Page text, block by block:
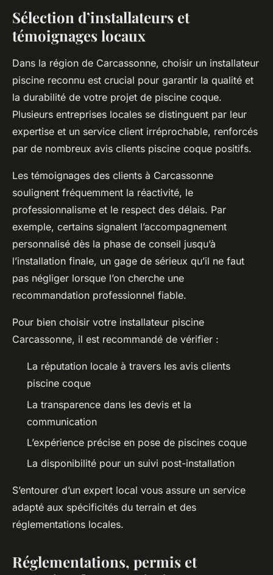
Sélection d’installateurs et
témoignages locaux
Dans la région de Carcassonne, choisir un installateur
piscine reconnu est crucial pour garantir la qualité et
la durabilité de votre projet de piscine coque.
Plusieurs entreprises locales se distinguent par leur
expertise et un service client irréprochable, renforcés
par de nombreux avis clients piscine coque positifs.
Les témoignages des clients à Carcassonne
soulignent fréquemment la réactivité, le
professionnalisme et le respect des délais. Par
exemple, certains signalent l’accompagnement
personnalisé dès la phase de conseil jusqu’à
l’installation finale, un gage de sérieux qu’il ne faut
pas négliger lorsque l’on cherche une
recommandation professionnel fiable.
Pour bien choisir votre installateur piscine
Carcassonne, il est recommandé de vérifier :
La réputation locale à travers les avis clients
piscine coque
La transparence dans les devis et la
communication
L’expérience précise en pose de piscines coque
La disponibilité pour un suivi post-installation
S’entourer d’un expert local vous assure un service
adapté aux spécificités du terrain et des
réglementations locales.
Réglementations, permis et